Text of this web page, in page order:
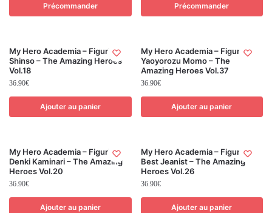
Précommander Précommander
My Hero Academia – Figurine
Shinso – The Amazing Heroes
Vol.18
36.90€
Ajouter au panier
My Hero Academia – Figurine
Yaoyorozu Momo – The
Amazing Heroes Vol.37
36.90€
Ajouter au panier
My Hero Academia – Figurine
Denki Kaminari – The Amazing
Heroes Vol.20
36.90€
Ajouter au panier
My Hero Academia – Figurine
Best Jeanist – The Amazing
Heroes Vol.26
36.90€
Ajouter au panier